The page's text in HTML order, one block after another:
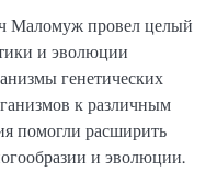
Маломуж провел целый
и эволюции
генетических
к различным
помогли расширить
и эволюции.